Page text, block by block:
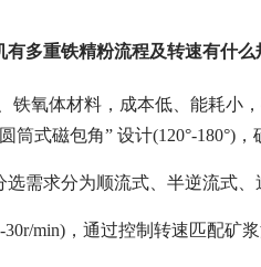
多重铁精粉流程及转速有什么
铁氧体材料，成本低、能耗小
式磁包角” 设计(120°-180°)，
需求分为顺流式、半逆流式
min)，通过控制转速匹配矿